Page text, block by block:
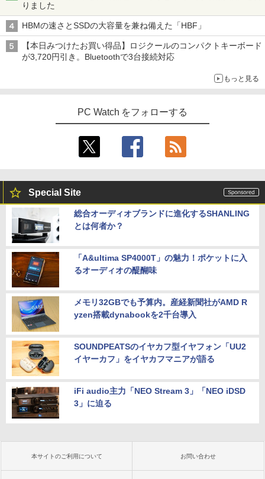
りました
HBMの速さとSSDの大容量を兼ね備えた「HBF」
【本日みつけたお買い得品】ロジクールのコンパクトキーボード
が3,720円引き。Bluetoothで3台接続対応
もっと見る
PC Watch をフォローする
Special Site
総合オーディオブランドに進化するSHANLING
とは何者か？
「A&ultima SP4000T」の魅力！ポケットに入
るオーディオの醍醐味
メモリ32GBでも予算内。産経新聞社がAMD R
yzen搭載dynabookを2千台導入
SOUNDPEATSのイヤカフ型イヤフォン「UU2
イヤーカフ」をイヤカフマニアが語る
iFi audio主力「NEO Stream 3」「NEO iDSD
3」に迫る
本サイトのご利用について お問い合わせ